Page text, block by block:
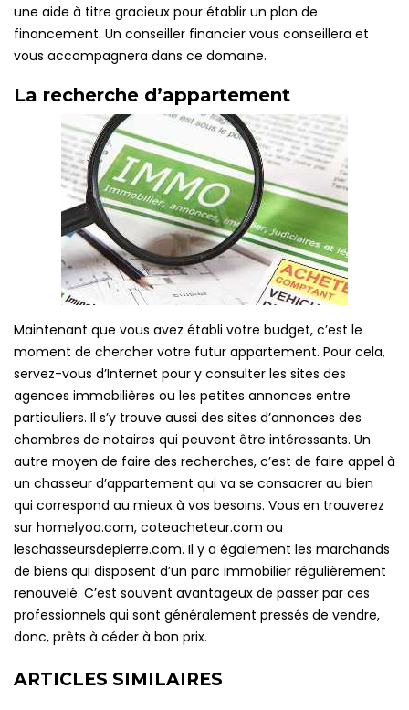
une aide à titre gracieux pour établir un plan de
financement. Un conseiller financier vous conseillera et
vous accompagnera dans ce domaine.
La recherche d’appartement
Maintenant que vous avez établi votre budget, c’est le
moment de chercher votre futur appartement. Pour cela,
servez-vous d’Internet pour y consulter les sites des
agences immobilières ou les petites annonces entre
particuliers. Il s’y trouve aussi des sites d’annonces des
chambres de notaires qui peuvent être intéressants. Un
autre moyen de faire des recherches, c’est de faire appel à
un chasseur d’appartement qui va se consacrer au bien
qui correspond au mieux à vos besoins. Vous en trouverez
sur homelyoo.com, coteacheteur.com ou
leschasseursdepierre.com. Il y a également les marchands
de biens qui disposent d’un parc immobilier régulièrement
renouvelé. C’est souvent avantageux de passer par ces
professionnels qui sont généralement pressés de vendre,
donc, prêts à céder à bon prix.
ARTICLES SIMILAIRES